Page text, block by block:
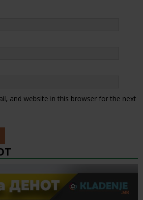
and website in this browser for the next